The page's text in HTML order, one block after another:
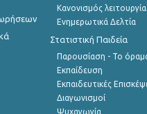
Κανονισμός
Ενημερωτικά Δελτία
Στατιστική Παιδεία
Παρουσίαση - Το
Εκπαίδευση
Εκπαιδευτικές
Διαγωνισμοί
Ψυχαγωγία